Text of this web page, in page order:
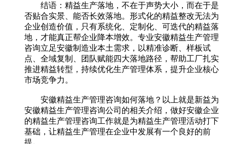
结语：精益生产落地，不在于声势大小，而在于是
否贴合实景、能否长效落地。形式化的精益整改无法为
企业创造价值，只有系统化、定制化、可迭代的精益落
地，才能真正帮企业降本增效。专业安徽精益生产管理
咨询立足安徽制造业本土需求，以精准诊断、样板试
点、全域复制、团队赋能四大落地路径，帮助工厂扎实
推进精益转型，持续优化生产管理体系，提升企业核心
市场竞争力。
安徽精益生产管理咨询如何落地？以上就是新益为
安徽精益生产管理咨询公司的相关介绍，做好安徽企业
的精益生产管理咨询工作就是为精益生产管理活动打下
基础，让精益生产管理在企业中发展有一个良好的前
提。